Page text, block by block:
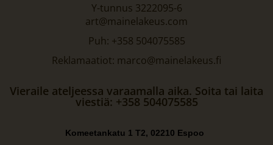
Y-tunnus 3222095-6
art@mainelakeus.com
Puh: +358 504075585
Reklamaatiot: marco@mainelakeus.fi
Vieraile ateljeessa varaamalla aika. Soita tai laita
viestiä: +358 504075585
Komeetankatu 1 T2, 02210 Espoo